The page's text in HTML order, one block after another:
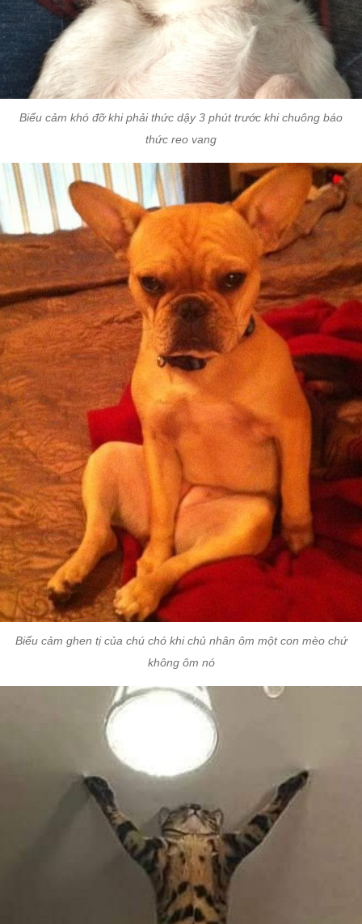
Biểu cảm khó đỡ khi phải thức dậy 3 phút trước khi chuông báo
thức reo vang
Biểu cảm ghen tị của chú chó khi chủ nhân ôm một con mèo chứ
không ôm nó